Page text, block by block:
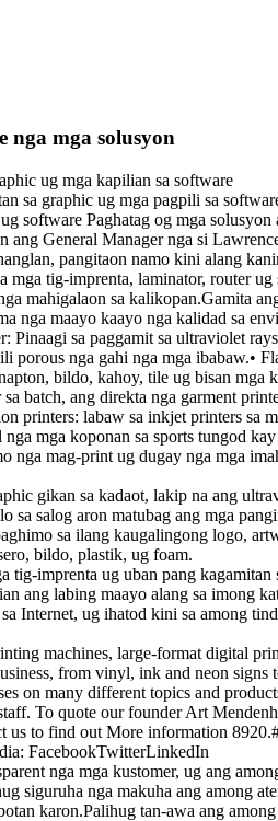
nga mga solusyon
ug mga kapilian sa software
sa graphic ug mga pagpili sa
software Paghatag og mga solusyon
General Manager nga si
pangitaon namo kini alang
tig-imprenta, laminator, router
sa kalikopan.Gamita
nga maayo kaayo nga kalidad sa
sa paggamit sa ultraviolet
porous nga gahi nga mga ibabaw.•
bildo, kahoy, tile ug bisan mga
batch, ang direkta nga garment
printers: labaw sa inkjet printers sa
mga koponan sa sports tungod
mag-print ug dugay nga mga
gikan sa kadaot, lakip na ang
salog aron matubag ang mga
sa ilang kaugalingong logo,
bildo, plastik, ug foam.
ug uban pang kagamitan
ang labing maayo alang sa imong
Internet, ug ihatod kini sa among
machines, large-format digital
from vinyl, ink and neon signs
on many different topics and
To quote our founder Art
us to find out More information
FacebookTwitterLinkedIn
nga mga kustomer, ug ang
siguruha nga makuha ang among
karon.Palihug tan-awa ang